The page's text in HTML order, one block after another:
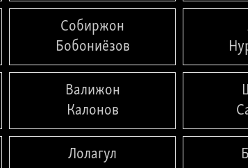
Собиржон
Бобониёзов
Валижон
Калонов
Лолагул